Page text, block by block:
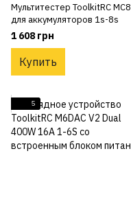
Мультитестер ToolkitRC MC8
для аккумуляторов 1s-8s
1 608 грн
Купить
5